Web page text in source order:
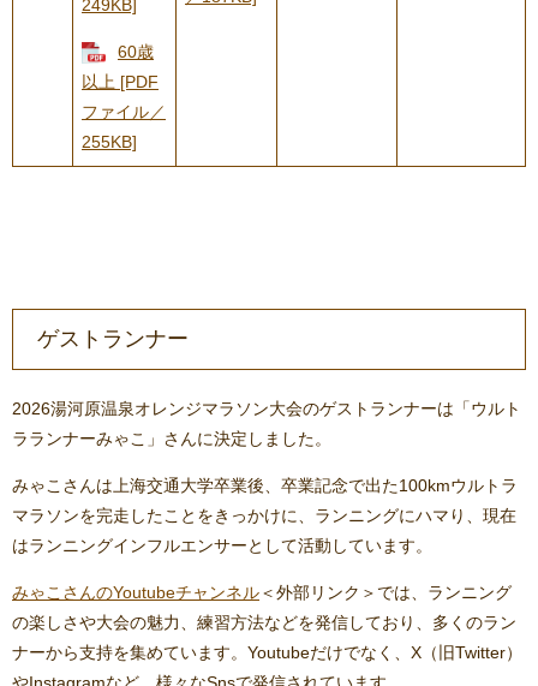
249KB]
60歳
以上 [PDF
ファイル／
255KB]
ゲストランナー
2026湯河原温泉オレンジマラソン大会のゲストランナーは「ウルト
ラランナーみゃこ」さんに決定しました。
みゃこさんは上海交通大学卒業後、卒業記念で出た100kmウルトラ
マラソンを完走したことをきっかけに、ランニングにハマり、現在
はランニングインフルエンサーとして活動しています。
みゃこさんのYoutubeチャンネル＜外部リンク＞ では、ランニング
の楽しさや大会の魅力、練習方法などを発信しており、多くのラン
ナーから支持を集めています。Youtubeだけでなく、X（旧Twitter）